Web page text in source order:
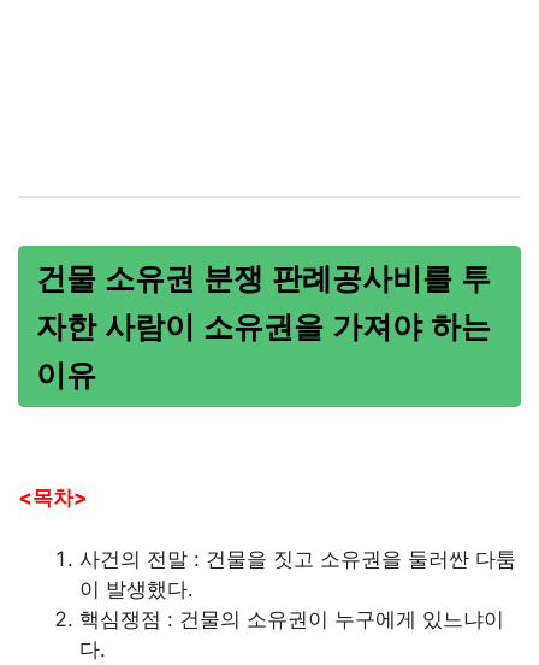
건물 소유권 분쟁 판례공사비를 투
자한 사람이 소유권을 가져야 하는
이유
<목차>
사건의 전말 : 건물을 짓고 소유권을 둘러싼 다툼
이 발생했다.
핵심쟁점 : 건물의 소유권이 누구에게 있느냐이
다.